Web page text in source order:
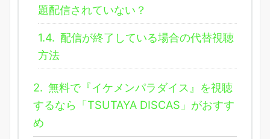
題配信されていない？
1.4. 配信が終了している場合の代替視聴
方法
2. 無料で『イケメンパラダイス』を視聴
するなら「TSUTAYA DISCAS」がおすす
め